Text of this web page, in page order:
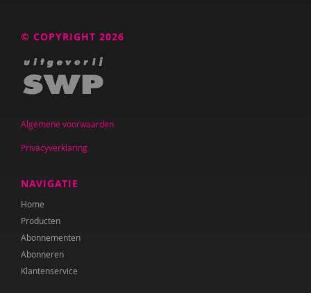
Jessica Gubbels
L. Harms
Lisa Harms
Nienke van Heerde
Anouk Helmers
© COPYRIGHT 2026
Algemene voorwaarden
Privacyverklaring
NAVIGATIE
Home
Producten
Abonnementen
Abonneren
Klantenservice